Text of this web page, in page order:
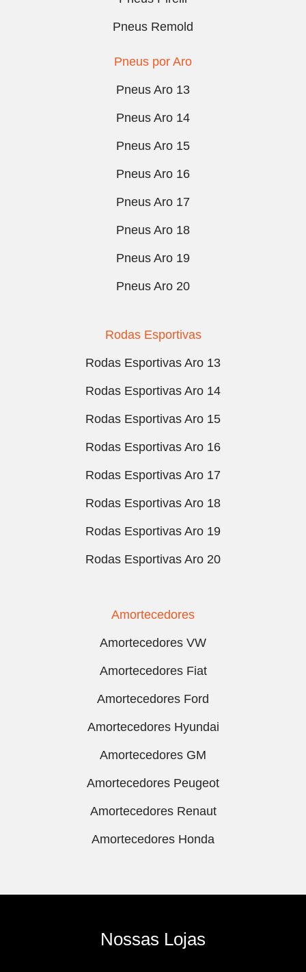
Pneus Remold
Pneus por Aro
Pneus Aro 13
Pneus Aro 14
Pneus Aro 15
Pneus Aro 16
Pneus Aro 17
Pneus Aro 18
Pneus Aro 19
Pneus Aro 20
Rodas Esportivas
Rodas Esportivas Aro 13
Rodas Esportivas Aro 14
Rodas Esportivas Aro 15
Rodas Esportivas Aro 16
Rodas Esportivas Aro 17
Rodas Esportivas Aro 18
Rodas Esportivas Aro 19
Rodas Esportivas Aro 20
Amortecedores
Amortecedores VW
Amortecedores Fiat
Amortecedores Ford
Amortecedores Hyundai
Amortecedores GM
Amortecedores Peugeot
Amortecedores Renaut
Amortecedores Honda
Nossas Lojas